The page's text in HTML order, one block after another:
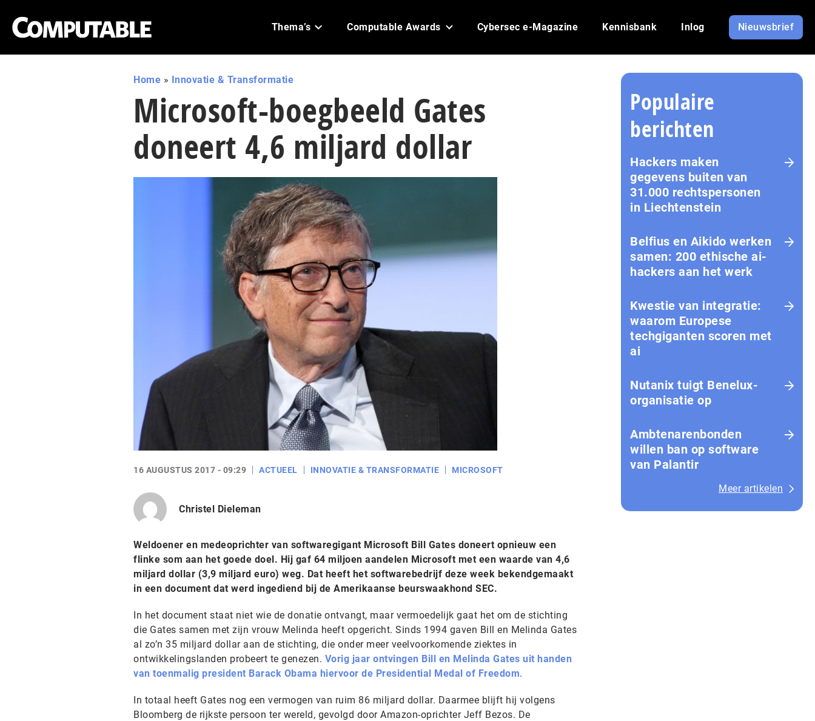
Thema’s Computable Awards Cybersec e-Magazine Kennisbank Inlog Nieuwsbrief
Home » Innovatie & Transformatie
Microsoft-boegbeeld Gates
doneert 4,6 miljard dollar
16 AUGUSTUS 2017 - 09:29 ACTUEEL INNOVATIE & TRANSFORMATIE MICROSOFT
Christel Dieleman
Weldoener en medeoprichter van softwaregigant Microsoft Bill Gates doneert opnieuw een
flinke som aan het goede doel. Hij gaf 64 miljoen aandelen Microsoft met een waarde van 4,6
miljard dollar (3,9 miljard euro) weg. Dat heeft het softwarebedrijf deze week bekendgemaakt
in een document dat werd ingediend bij de Amerikaanse beurswaakhond SEC.
In het document staat niet wie de donatie ontvangt, maar vermoedelijk gaat het om de stichting
die Gates samen met zijn vrouw Melinda heeft opgericht. Sinds 1994 gaven Bill en Melinda Gates
al zo’n 35 miljard dollar aan de stichting, die onder meer veelvoorkomende ziektes in
ontwikkelingslanden probeert te genezen. Vorig jaar ontvingen Bill en Melinda Gates uit handen
van toenmalig president Barack Obama hiervoor de Presidential Medal of Freedom.
In totaal heeft Gates nog een vermogen van ruim 86 miljard dollar. Daarmee blijft hij volgens
Bloomberg de rijkste persoon ter wereld, gevolgd door Amazon-oprichter Jeff Bezos. De
Populaire
berichten
Hackers maken
gegevens buiten van
31.000 rechtspersonen
in Liechtenstein
Belfius en Aikido werken
samen: 200 ethische ai-
hackers aan het werk
Kwestie van integratie:
waarom Europese
techgiganten scoren met
ai
Nutanix tuigt Benelux-
organisatie op
Amb­te­na­ren­bon­den
willen ban op software
van Palantir
Meer artikelen